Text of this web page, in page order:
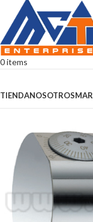
0items
TIENDANOSOTROS